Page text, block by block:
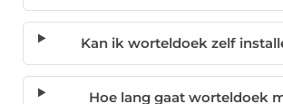
Kan ik worteldoek zelf
Hoe lang gaat worteldoek